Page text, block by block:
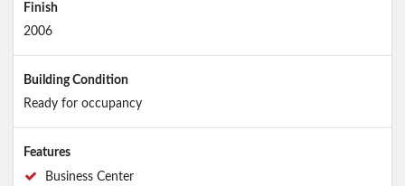
Finish
2006
Building Condition
Ready for occupancy
Features
Business Center